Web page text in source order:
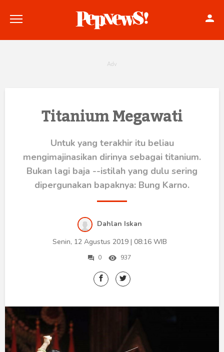
Politik
Hankam
Internasional
Wisata
Wanita
Titanium Megawati
Untuk yang terakhir itu beliau
mengimajinasikan dirinya sebagai titanium.
Bukan lagi baja --istilah yang dulu sering
dipergunakan bapaknya: Bung Karno.
Dahlan Iskan
Senin, 12 Agustus 2019 | 08:16 WIB
0 937